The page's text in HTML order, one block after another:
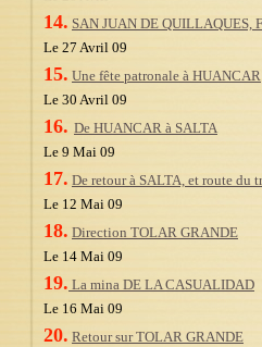
14. SAN JUAN DE QUILLAQUES,
Le 27 Avril 09
15. Une fête patronale à HUANCAR
Le 30 Avril 09
16. De HUANCAR à SALTA
Le 9 Mai 09
17. De retour à SALTA, et route du
Le 12 Mai 09
18. Direction TOLAR GRANDE
Le 14 Mai 09
19. La mina DE LA CASUALIDAD
Le 16 Mai 09
20. Retour sur TOLAR GRANDE